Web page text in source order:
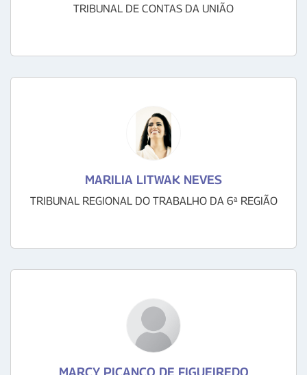
TRIBUNAL DE CONTAS DA UNIÃO
MARILIA LITWAK NEVES
TRIBUNAL REGIONAL DO TRABALHO DA 6ª REGIÃO
MARCY PICANCO DE FIGUEIREDO